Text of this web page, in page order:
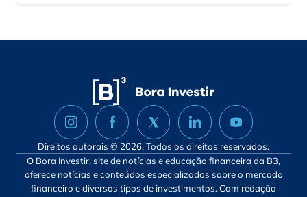
Direitos autorais © 2026. Todos os direitos reservados.
O Bora Investir, site de notícias e educação financeira da B3,
oferece notícias e conteúdos especializados sobre o mercado
financeiro e diversos tipos de investimentos. Com redação